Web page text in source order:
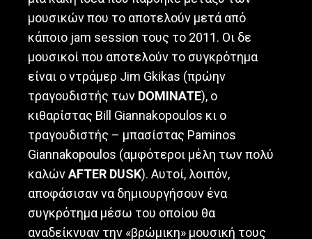
μουσικών που το αποτελούν μετά από
κάποιο jam session τους το 2011. Οι δε
μουσικοί που αποτελούν το συγκρότημα
είναι ο ντράμερ Jim Gkikas (πρώην
τραγουδιστής των DOMINATE), ο
κιθαρίστας Bill Giannakopoulos κι ο
τραγουδιστής – μπασίστας Paminos
Giannakopoulos (αμφότεροι μέλη των πολύ
καλώνAFTER DUSK). Αυτοί, λοιπόν,
αποφάσισαν να δημιουργήσουν ένα
συγκρότημα μέσω του οποίου θα
αναδείκνυαν την «βρώμικη» μουσική τους